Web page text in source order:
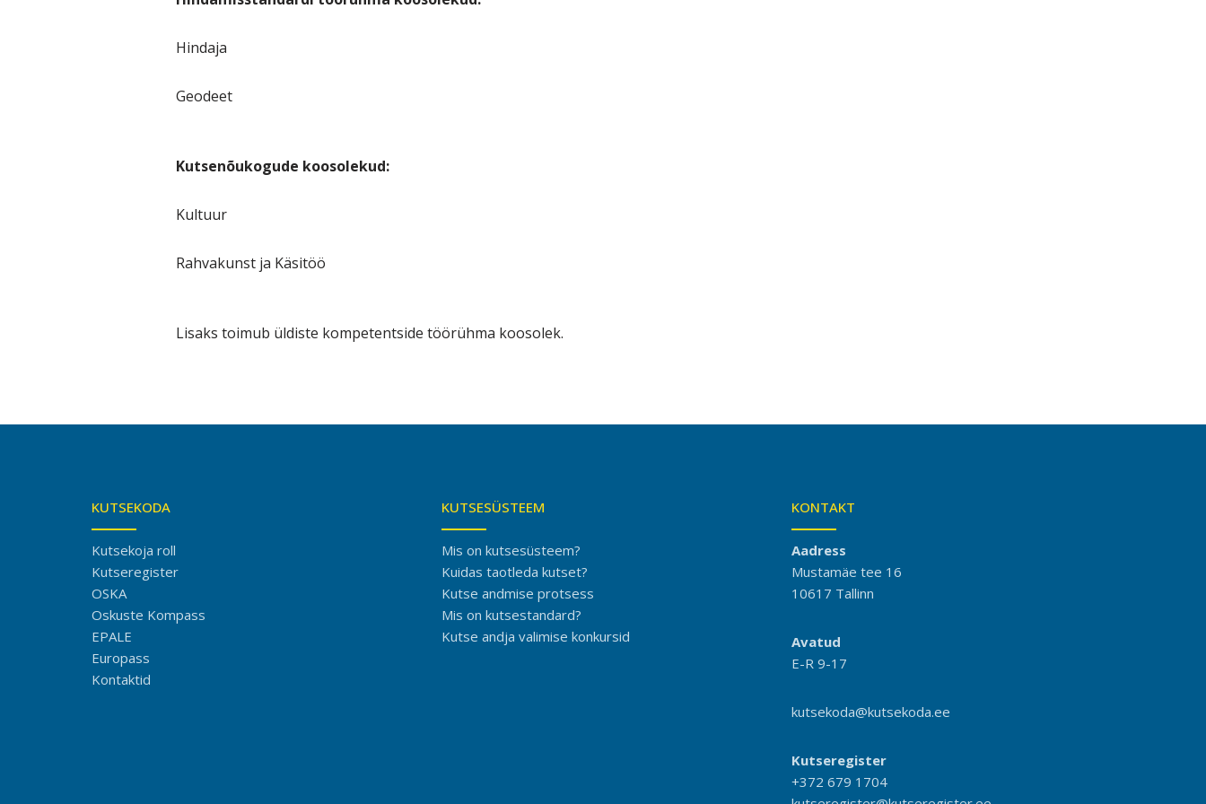
Hindaja
Geodeet
Kutsenõukogude koosolekud:
Kultuur
Rahvakunst ja Käsitöö
Lisaks toimub üldiste kompetentside töörühma koosolek.
KUTSEKODA
Kutsekoja roll
Kutseregister
OSKA
Oskuste Kompass
EPALE
Europass
Kontaktid
KUTSESÜSTEEM
Mis on kutsesüsteem?
Kuidas taotleda kutset?
Kutse andmise protsess
Mis on kutsestandard?
Kutse andja valimise konkursid
KONTAKT
Aadress
Mustamäe tee 16
10617 Tallinn
Avatud
E-R 9-17
kutsekoda@kutsekoda.ee
Kutseregister
+372 679 1704